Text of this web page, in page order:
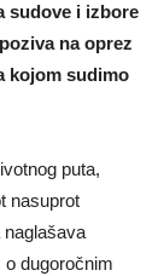
sudove i izbore
na oprez
kojom sudimo
puta,
nasuprot
dugoročnim